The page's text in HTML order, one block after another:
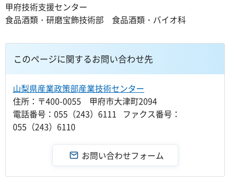
甲府技術支援センター
食品酒類・研磨宝飾技術部 食品酒類・バイオ科
このページに関するお問い合わせ先
山梨県産業政策部産業技術センター
住所：〒400-0055 甲府市大津町2094
電話番号：055（243）6111 ファクス番号：
055（243）6110